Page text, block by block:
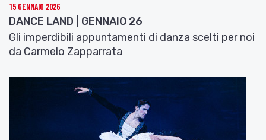
15 Gennaio 2026
DANCE LAND | GENNAIO 26
Gli imperdibili appuntamenti di danza scelti per noi
da Carmelo Zapparrata